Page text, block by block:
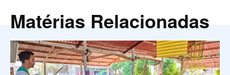
Matérias Relacionadas